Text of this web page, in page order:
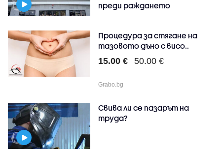
преди раждането
Процедура за стягане на
тазовото дъно с висо..
15.00 € 50.00 €
Grabo.bg
Свива ли се пазарът на
труда?